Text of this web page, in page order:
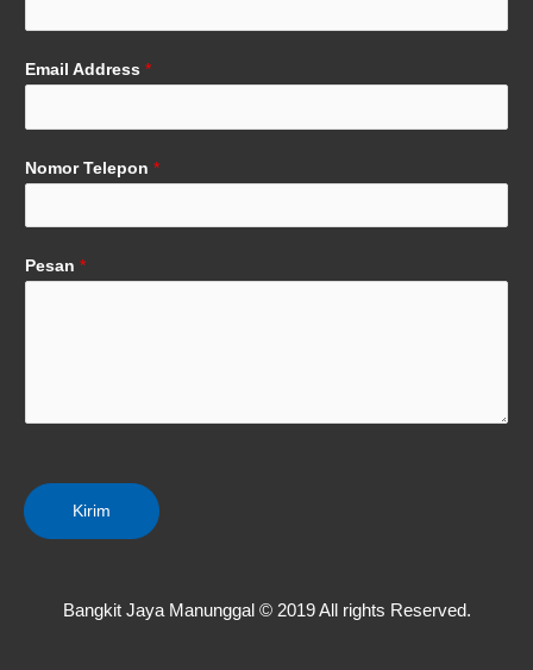
Email Address *
Nomor Telepon *
Pesan *
Kirim
Bangkit Jaya Manunggal © 2019 All rights Reserved.